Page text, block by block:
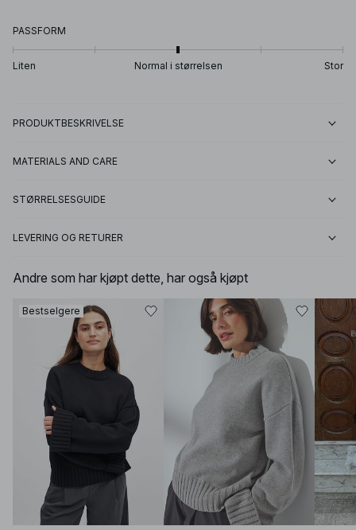
PASSFORM
Liten Normal i størrelsen Stor
PRODUKTBESKRIVELSE
MATERIALS AND CARE
STØRRELSESGUIDE
LEVERING OG RETURER
Andre som har kjøpt dette, har også kjøpt
Bestselgere